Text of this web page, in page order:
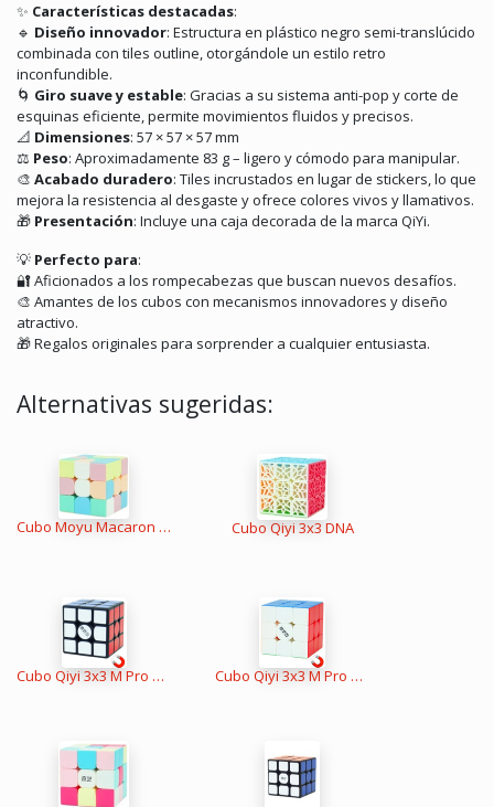
✨ Características destacadas:
🔹 Diseño innovador: Estructura en plástico negro semi-translúcido
combinada con tiles outline, otorgándole un estilo retro
inconfundible.
🌀 Giro suave y estable: Gracias a su sistema anti-pop y corte de
esquinas eficiente, permite movimientos fluidos y precisos.
📐 Dimensiones: 57 × 57 × 57 mm
⚖️ Peso: Aproximadamente 83 g – ligero y cómodo para manipular.
🎨 Acabado duradero: Tiles incrustados en lugar de stickers, lo que
mejora la resistencia al desgaste y ofrece colores vivos y llamativos.
🎁 Presentación: Incluye una caja decorada de la marca QiYi.
💡 Perfecto para:
🔐Aficionados a los rompecabezas que buscan nuevos desafíos.
🎨 Amantes de los cubos con mecanismos innovadores y diseño
atractivo.
🎁Regalos originales para sorprender a cualquier entusiasta.
Alternativas sugeridas:
Cubo Moyu Macaron 3x3 Cubo Qiyi 3x3 DNA
Cubo Qiyi 3x3 M Pro v2 Negro Cubo Qiyi 3x3 M Pro v2 S